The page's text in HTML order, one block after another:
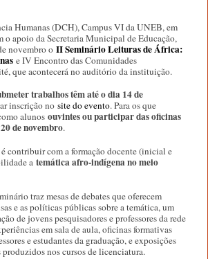
Humanas (DCH), Campus VI da UNEB, em
o apoio da Secretaria Municipal de Educação,
novembro o II Seminário Leituras de África:
e IV Encontro das Comunidades
que acontecerá no auditório da instituição.
trabalhos têm até o dia 14 de
inscrição no site do evento. Para os que
alunos ouvintes ou participar das oficinas
de novembro.
contribuir com a formação docente (inicial e
a temática afro-indígena no meio
traz mesas de debates que oferecem
e as políticas públicas sobre a temática, um
de jovens pesquisadores e professores da rede
em sala de aula, oficinas formativas
e estudantes da graduação, e exposições
nos cursos de licenciatura.